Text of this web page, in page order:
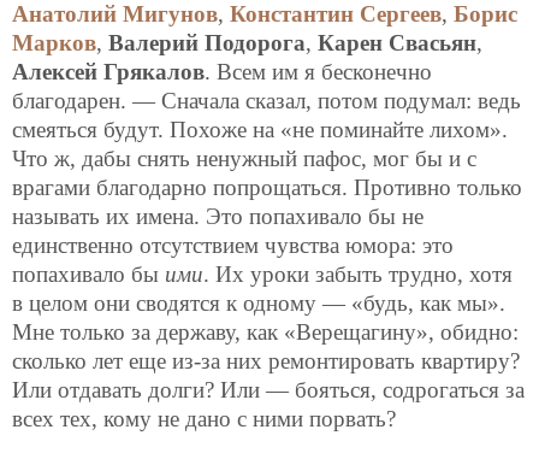
Анатолий Мигунов, Константин Сергеев, Борис
Марков, Валерий Подорога, Карен Свасьян,
Алексей Грякалов. Всем им я бесконечно
благодарен. — Сначала сказал, потом подумал: ведь
смеяться будут. Похоже на «не поминайте лихом».
Что ж, дабы снять ненужный пафос, мог бы и с
врагами благодарно попрощаться. Противно только
называть их имена. Это попахивало бы не
единственно отсутствием чувства юмора: это
попахивало бы ими. Их уроки забыть трудно, хотя
в целом они сводятся к одному — «будь, как мы».
Мне только за державу, как «Верещагину», обидно:
сколько лет еще из-за них ремонтировать квартиру?
Или отдавать долги? Или — бояться, содрогаться за
всех тех, кому не дано с ними порвать?